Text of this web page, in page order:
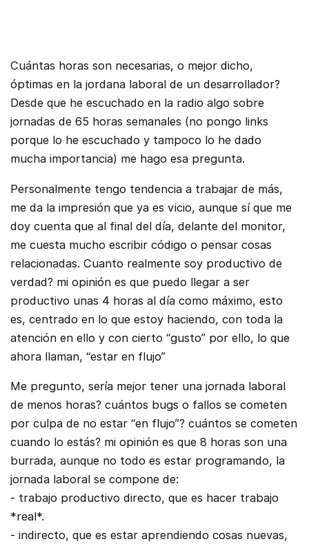
Cuántas horas son necesarias, o mejor dicho,
óptimas en la jordana laboral de un desarrollador?
Desde que he escuchado en la radio algo sobre
jornadas de 65 horas semanales (no pongo links
porque lo he escuchado y tampoco lo he dado
mucha importancia) me hago esa pregunta.
Personalmente tengo tendencia a trabajar de más,
me da la impresión que ya es vicio, aunque sí que me
doy cuenta que al final del día, delante del monitor,
me cuesta mucho escribir código o pensar cosas
relacionadas. Cuanto realmente soy productivo de
verdad? mi opinión es que puedo llegar a ser
productivo unas 4 horas al día como máximo, esto
es, centrado en lo que estoy haciendo, con toda la
atención en ello y con cierto “gusto” por ello, lo que
ahora llaman, “estar en flujo”
Me pregunto, sería mejor tener una jornada laboral
de menos horas? cuántos bugs o fallos se cometen
por culpa de no estar “en flujo”? cuántos se cometen
cuando lo estás? mi opinión es que 8 horas son una
burrada, aunque no todo es estar programando, la
jornada laboral se compone de:
- trabajo productivo directo, que es hacer trabajo
*real*.
- indirecto, que es estar aprendiendo cosas nuevas,